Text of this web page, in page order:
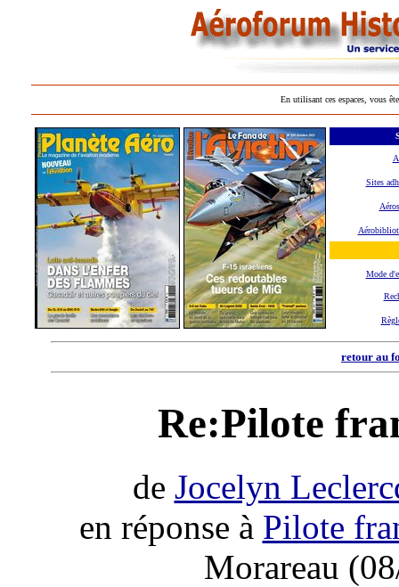
En utilisant ces espaces, vous
Sites
Mode
retour au
Re:Pilote
de Jocelyn
en réponse à Pilote
Morareau